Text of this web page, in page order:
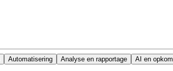
Automatisering Analyse en rapportage AI en